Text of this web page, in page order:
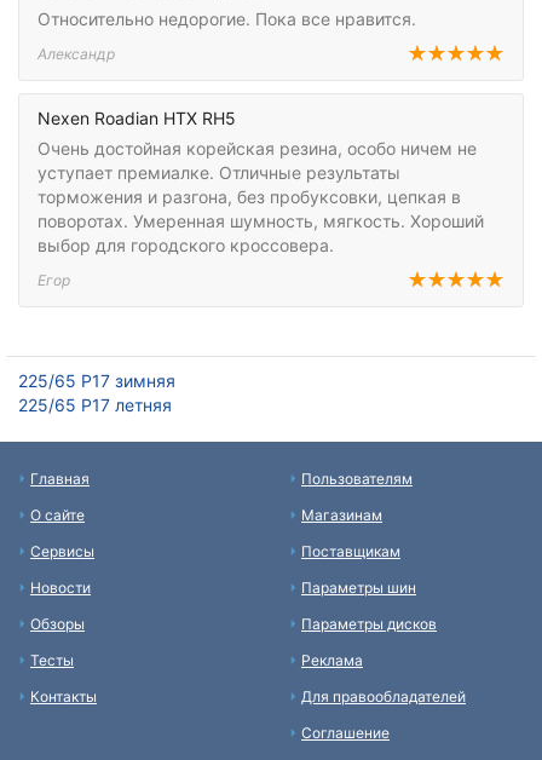
Относительно недорогие. Пока все нравится.
Александр
Nexen Roadian HTX RH5
Очень достойная корейская резина, особо ничем не
уступает премиалке. Отличные результаты
торможения и разгона, без пробуксовки, цепкая в
поворотах. Умеренная шумность, мягкость. Хороший
выбор для городского кроссовера.
Егор
225/65 Р17 зимняя
225/65 Р17 летняя
Главная
О сайте
Сервисы
Новости
Обзоры
Тесты
Контакты
Пользователям
Магазинам
Поставщикам
Параметры шин
Параметры дисков
Реклама
Для правообладателей
Соглашение